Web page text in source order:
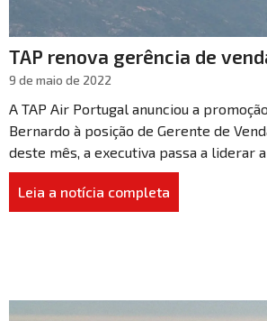
TAP renova gerência de
9 de maio de 2022
A TAP Air Portugal anunciou a
Bernardo à posição de Gerente de
deste mês, a executiva passa a liderar
Leia a notícia completa